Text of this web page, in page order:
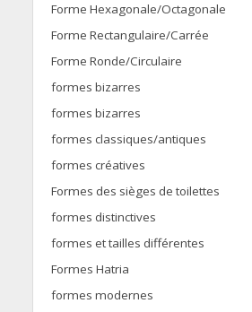
Forme Hexagonale/Octagonale
Forme Rectangulaire/Carrée
Forme Ronde/Circulaire
formes bizarres
formes bizarres
formes classiques/antiques
formes créatives
Formes des sièges de toilettes
formes distinctives
formes et tailles différentes
Formes Hatria
formes modernes